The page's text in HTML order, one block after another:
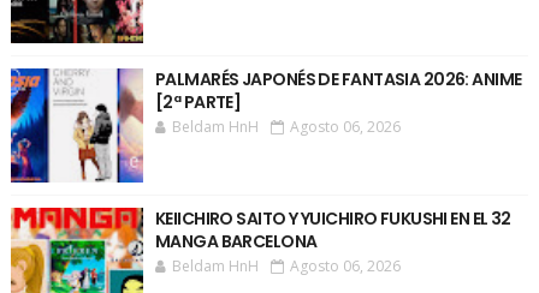
PALMARÉS JAPONÉS DE FANTASIA 2026: ANIME
[2ª PARTE]
Beldam HnH Agosto 06, 2026
KEIICHIRO SAITO Y YUICHIRO FUKUSHI EN EL 32
MANGA BARCELONA
Beldam HnH Agosto 06, 2026